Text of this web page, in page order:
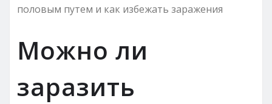
Можно ли
заразить